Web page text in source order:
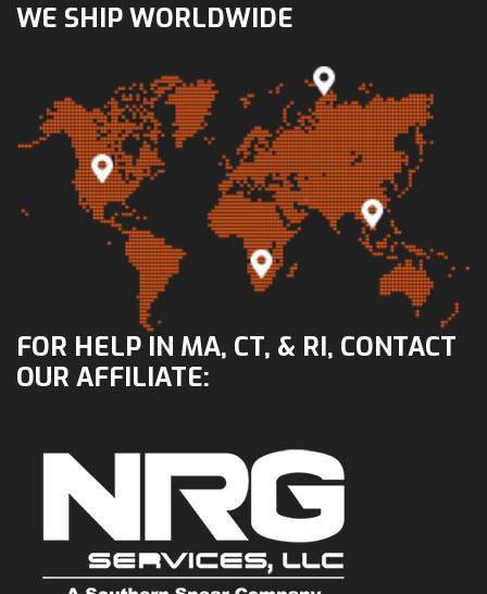
WE SHIP WORLDWIDE
FOR HELP IN MA, CT, & RI, CONTACT
OUR AFFILIATE: